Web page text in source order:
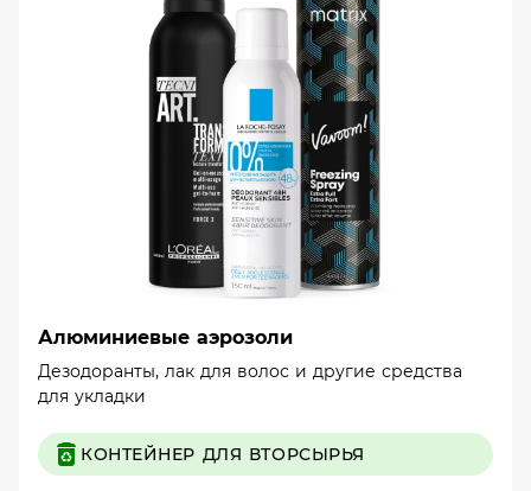
Алюминиевые аэрозоли
Дезодоранты, лак для волос и другие средства
для укладки
КОНТЕЙНЕР ДЛЯ ВТОРСЫРЬЯ